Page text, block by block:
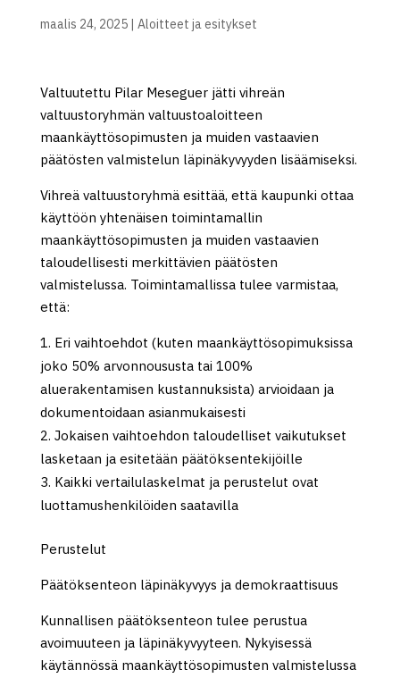
maalis 24, 2025| Aloitteet ja esitykset
Valtuutettu Pilar Meseguer jätti vihreän
valtuustoryhmän valtuustoaloitteen
maankäyttösopimusten ja muiden vastaavien
päätösten valmistelun läpinäkyvyyden lisäämiseksi.
Vihreä valtuustoryhmä esittää, että kaupunki ottaa
käyttöön yhtenäisen toimintamallin
maankäyttösopimusten ja muiden vastaavien
taloudellisesti merkittävien päätösten
valmistelussa. Toimintamallissa tulee varmistaa,
että:
Eri vaihtoehdot (kuten maankäyttösopimuksissa
joko 50% arvonnoususta tai 100%
aluerakentamisen kustannuksista) arvioidaan ja
dokumentoidaan asianmukaisesti
Jokaisen vaihtoehdon taloudelliset vaikutukset
lasketaan ja esitetään päätöksentekijöille
Kaikki vertailulaskelmat ja perustelut ovat
luottamushenkilöiden saatavilla
Perustelut
Päätöksenteon läpinäkyvyys ja demokraattisuus
Kunnallisen päätöksenteon tulee perustua
avoimuuteen ja läpinäkyvyyteen. Nykyisessä
käytännössä maankäyttösopimusten valmistelussa